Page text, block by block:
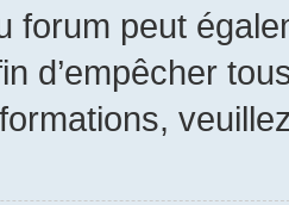
forum peut
d’empêcher